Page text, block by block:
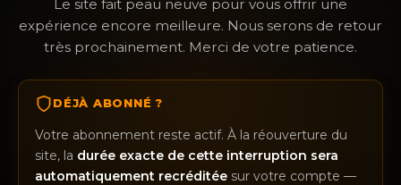
Le site fait peau neuve pour vous offrir une
expérience encore meilleure. Nous serons de retour
très prochainement. Merci de votre patience.
DÉJÀ ABONNÉ ?
Votre abonnement reste actif. À la réouverture du
site, la durée exacte de cette interruption sera
automatiquement recréditée sur votre compte —